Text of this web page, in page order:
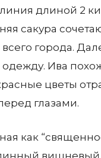
длиной 2
сакура
города.
Ива
цветы
глазами.
как
вишневый